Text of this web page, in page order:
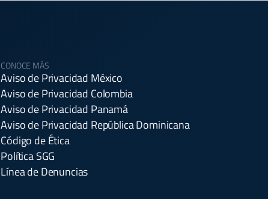
CONOCE MÁS
Aviso de Privacidad México
Aviso de Privacidad Colombia
Aviso de Privacidad Panamá
Aviso de Privacidad República Dominicana
Código de Ética
Política SGG
Línea de Denuncias